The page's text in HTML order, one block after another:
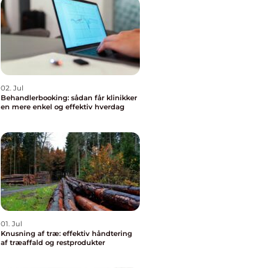
02. Jul
Behandlerbooking: sådan får klinikker
en mere enkel og effektiv hverdag
01. Jul
Knusning af træ: effektiv håndtering
af træaffald og restprodukter